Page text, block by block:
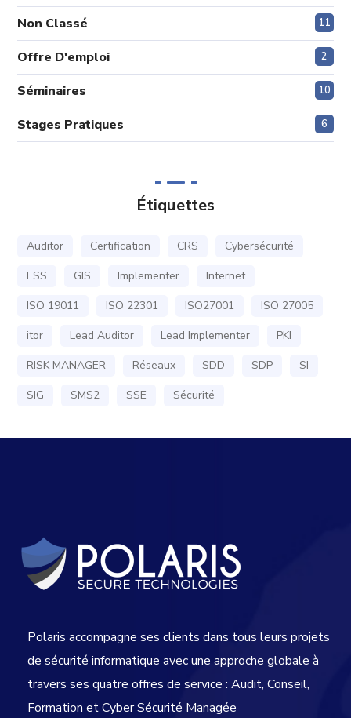
Non Classé 11
Offre D'emploi 2
Séminaires 10
Stages Pratiques 6
Étiquettes
Auditor Certification CRS
Cybersécurité
ESS
GIS Implementer
Internet
ISO 19011
ISO 22301 ISO27001
ISO 27005
itor
Lead Auditor Lead Implementer
PKI
RISK MANAGER
Réseaux SDD SDP
SI
SIG
SMS2 SSE Sécurité
Polaris accompagne ses clients dans tous leurs projets
de sécurité informatique avec une approche globale à
travers ses quatre offres de service : Audit, Conseil,
Formation et Cyber Sécurité Managée